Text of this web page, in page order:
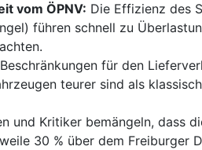
vom ÖPNV: Die Effizienz des
führen schnell zu
für den
teurer sind als
und Kritiker bemängeln, dass
30 % über dem Freiburger